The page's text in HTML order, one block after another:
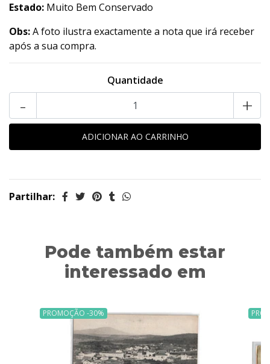
Estado: Muito Bem Conservado
Obs:A foto ilustra exactamente a nota que irá receber
após a sua compra.
Quantidade
- +
Partilhar:
Pode também estar
interessado em
PROMOÇÃO -30%